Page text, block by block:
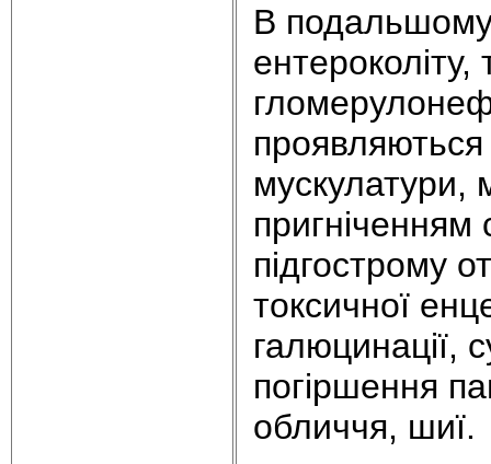
В подальшому
ентероколіту,
проявляються
мускулатури,
підгострому
токсичної
галюцинації,
погіршення
обличчя, шиї.